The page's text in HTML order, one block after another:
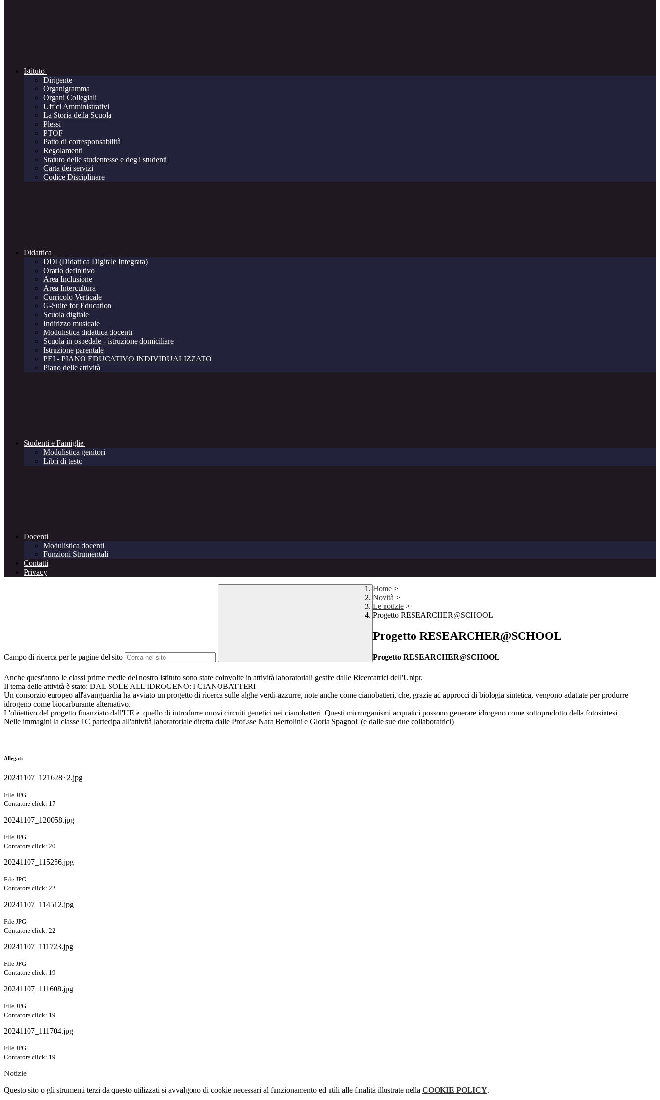
Istituto
Dirigente
Organigramma
Organi Collegiali
Uffici Amministrativi
La Storia della Scuola
Plessi
PTOF
Patto di corresponsabilità
Regolamenti
Statuto delle studentesse e degli studenti
Carta dei servizi
Codice Disciplinare
Didattica
DDI (Didattica Digitale Integrata)
Orario definitivo
Area Inclusione
Area Intercultura
Curricolo Verticale
G-Suite for Education
Scuola digitale
Indirizzo musicale
Modulistica didattica docenti
Scuola in ospedale - istruzione domiciliare
Istruzione parentale
PEI - PIANO EDUCATIVO INDIVIDUALIZZATO
Piano delle attività
Studenti e Famiglie
Modulistica genitori
Libri di testo
Docenti
Modulistica docenti
Funzioni Strumentali
Contatti
Privacy
Campo di ricerca per le pagine del sito
Home >
Novità >
Le notizie >
Progetto RESEARCHER@SCHOOL
Progetto RESEARCHER@SCHOOL
Progetto RESEARCHER@SCHOOL
Anche quest'anno le classi prime medie del nostro istituto sono state coinvolte in attività laboratoriali gestite dalle Ricercatrici dell'Unipr.
Il tema delle attività è stato: DAL SOLE ALL'IDROGENO: I CIANOBATTERI
Un consorzio europeo all'avanguardia ha avviato un progetto di ricerca sulle alghe verdi-azzurre, note anche come cianobatteri, che, grazie ad approcci di biologia sintetica, vengono adattate per produrre
idrogeno come biocarburante alternativo.
L'obiettivo del progetto finanziato dall'UE è quello di introdurre nuovi circuiti genetici nei cianobatteri. Questi microrganismi acquatici possono generare idrogeno come sottoprodotto della fotosintesi.
Nelle immagini la classe 1C partecipa all'attività laboratoriale diretta dalle Prof.sse Nara Bertolini e Gloria Spagnoli (e dalle sue due collaboratrici)
Allegati
20241107_121628~2.jpg
File JPG
Contatore click: 17
20241107_120058.jpg
File JPG
Contatore click: 20
20241107_115256.jpg
File JPG
Contatore click: 22
20241107_114512.jpg
File JPG
Contatore click: 22
20241107_111723.jpg
File JPG
Contatore click: 19
20241107_111608.jpg
File JPG
Contatore click: 19
20241107_111704.jpg
File JPG
Contatore click: 19
Notizie
Questo sito o gli strumenti terzi da questo utilizzati si avvalgono di cookie necessari al funzionamento ed utili alle finalità illustrate nella COOKIE POLICY.